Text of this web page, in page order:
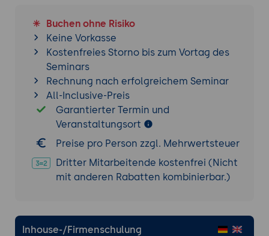
Buchen ohne Risiko
Keine Vorkasse
Kostenfreies Storno bis zum Vortag des
Seminars
Rechnung nach erfolgreichem Seminar
All-Inclusive-Preis
Garantierter Termin und
Veranstaltungsort
Preise pro Person zzgl. Mehrwertsteuer
Dritter Mitarbeitende kostenfrei (Nicht
mit anderen Rabatten kombinierbar.)
Inhouse-/Firmenschulung